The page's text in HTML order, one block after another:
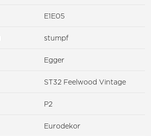
E1E05
stumpf
Egger
ST32 Feelwood Vintage
P2
Eurodekor